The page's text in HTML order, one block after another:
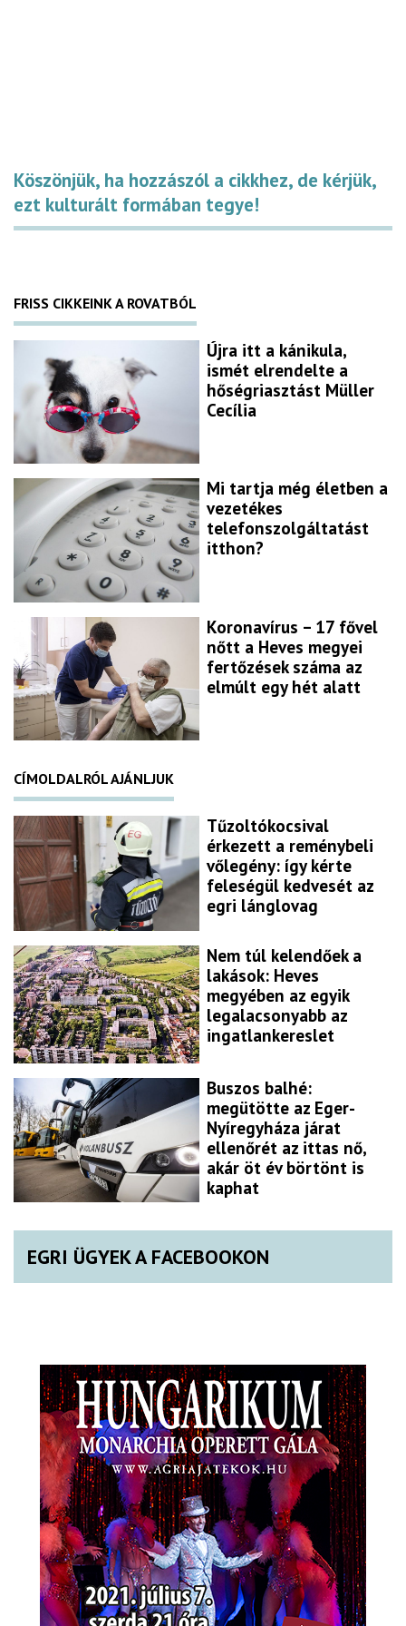
Köszönjük, ha hozzászól a cikkhez, de kérjük,
ezt kulturált formában tegye!
FRISS CIKKEINK A ROVATBÓL
Újra itt a kánikula,
ismét elrendelte a
hőségriasztást Müller
Cecília
Mi tartja még életben a
vezetékes
telefonszolgáltatást
itthon?
Koronavírus – 17 fővel
nőtt a Heves megyei
fertőzések száma az
elmúlt egy hét alatt
CÍMOLDALRÓL AJÁNLJUK
Tűzoltókocsival
érkezett a reménybeli
vőlegény: így kérte
feleségül kedvesét az
egri lánglovag
Nem túl kelendőek a
lakások: Heves
megyében az egyik
legalacsonyabb az
ingatlankereslet
Buszos balhé:
megütötte az Eger-
Nyíregyháza járat
ellenőrét az ittas nő,
akár öt év börtönt is
kaphat
EGRI ÜGYEK A FACEBOOKON